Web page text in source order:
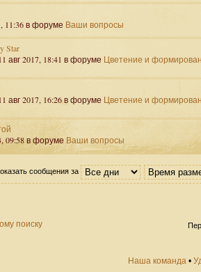
11:36 в форуме Ваши вопросы
Star
авг 2017, 18:41 в форуме Цветение и
авг 2017, 16:26 в форуме Цветение и
09:58 в форуме Ваши вопросы
сообщения за
поиску
Наша команда •